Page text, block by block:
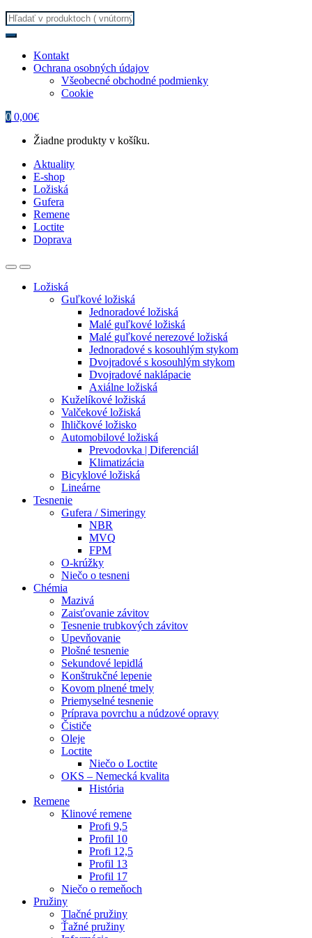
Search
for:
Kontakt
Ochrana osobných údajov
Všeobecné obchodné podmienky
Cookie
0 0,00€
Žiadne produkty v košíku.
Aktuality
E-shop
Ložiská
Gufera
Remene
Loctite
Doprava
Ložiská
Guľkové ložiská
Jednoradové ložiská
Malé guľkové ložiská
Malé guľkové nerezové ložiská
Jednoradové s kosouhlým stykom
Dvojradové s kosouhlým stykom
Dvojradové naklápacie
Axiálne ložiská
Kuželíkové ložiská
Valčekové ložiská
Ihličkové ložisko
Automobilové ložiská
Prevodovka | Diferenciál
Klimatizácia
Bicyklové ložiská
Lineárne
Tesnenie
Gufera / Simeringy
NBR
MVQ
FPM
O-krúžky
Niečo o tesneni
Chémia
Mazivá
Zaisťovanie závitov
Tesnenie trubkových závitov
Upevňovanie
Plošné tesnenie
Sekundové lepidlá
Konštrukčné lepenie
Kovom plnené tmely
Priemyselné tesnenie
Príprava povrchu a núdzové opravy
Čističe
Oleje
Loctite
Niečo o Loctite
OKS – Nemecká kvalita
História
Remene
Klinové remene
Profi 9,5
Profil 10
Profi 12,5
Profil 13
Profil 17
Niečo o remeňoch
Pružiny
Tlačné pružiny
Ťažné pružiny